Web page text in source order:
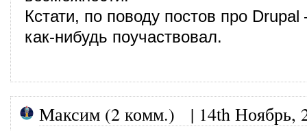
Кстати, по поводу постов про
как-нибудь поучаствовал.
Максим (2 комм.) | 14th Ноябрь,